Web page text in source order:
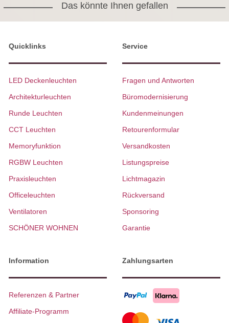
Das könnte Ihnen gefallen
Quicklinks
LED Deckenleuchten
Architekturleuchten
Runde Leuchten
CCT Leuchten
Memoryfunktion
RGBW Leuchten
Praxisleuchten
Officeleuchten
Ventilatoren
SCHÖNER WOHNEN
Service
Fragen und Antworten
Büromodernisierung
Kundenmeinungen
Retourenformular
Versandkosten
Listungspreise
Lichtmagazin
Rückversand
Sponsoring
Garantie
Information
Referenzen & Partner
Affiliate-Programm
Zahlungsarten